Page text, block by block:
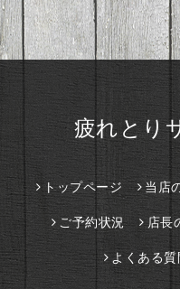
疲れとり
トップページ 当店
ご予約状況 店長
よくある質